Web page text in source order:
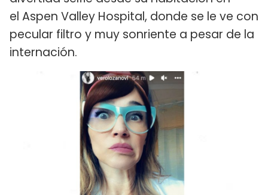
el Aspen Valley Hospital, donde se le ve con
pecular filtro y muy sonriente a pesar de la
internación.